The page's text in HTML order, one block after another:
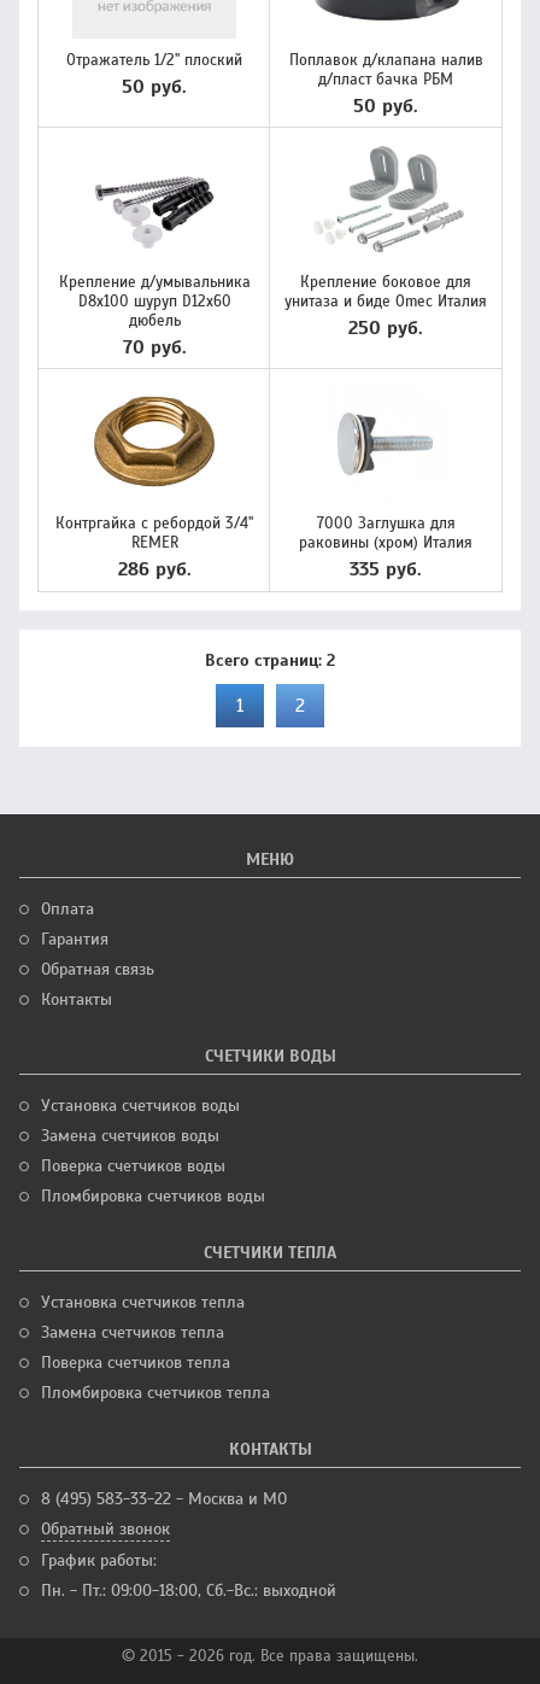
Отражатель 1/2" плоский
50 руб.
Поплавок д/клапана налив
д/пласт бачка РБМ
50 руб.
Крепление д/умывальника
D8х100 шуруп D12х60
дюбель
70 руб.
Крепление боковое для
унитаза и биде Omec Италия
250 руб.
Контргайка с ребордой 3/4"
REMER
286 руб.
7000 Заглушка для
раковины (хром) Италия
335 руб.
Всего страниц: 2
1 2
МЕНЮ
Оплата
Гарантия
Обратная связь
Контакты
СЧЕТЧИКИ ВОДЫ
Установка счетчиков воды
Замена счетчиков воды
Поверка счетчиков воды
Пломбировка счетчиков воды
СЧЕТЧИКИ ТЕПЛА
Установка счетчиков тепла
Замена счетчиков тепла
Поверка счетчиков тепла
Пломбировка счетчиков тепла
КОНТАКТЫ
8 (495) 583-33-22 - Москва и МО
Обратный звонок
График работы:
Пн. - Пт.: 09:00-18:00, Сб.-Вс.: выходной
© 2015 - 2026 год. Все права защищены.